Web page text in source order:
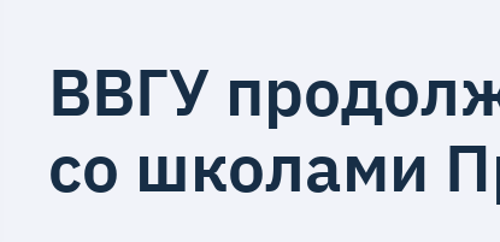
ВВГУ
со школами